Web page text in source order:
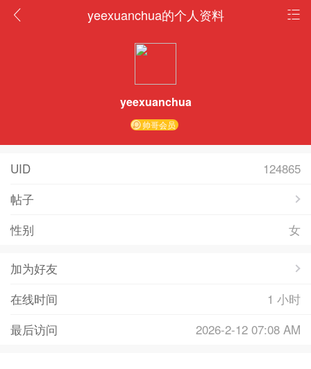
yeexuanchua的个人资料
yeexuanchua
帅哥会员
UID
124865
帖子
性别
女
加为好友
在线时间
1 小时
最后访问
2026-2-12 07:08 AM